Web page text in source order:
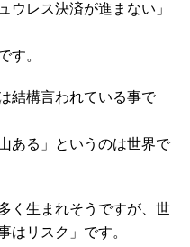
ウレス決済が進まない」
す。
結構言われている事で
ある」というのは世界で
く生まれそうですが、世
はリスク」です。